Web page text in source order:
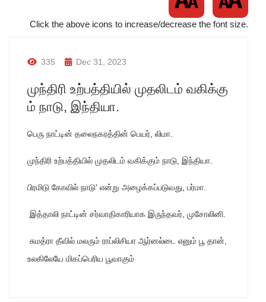
Click the above icons to increase/decrease the font size.
335 Dec 31, 2023
முந்திரி உற்பத்தியில் முதலிடம் வகிக்கு
ம் நாடு, இந்தியா.
பெரு நாட்டின் தலைநகரத்தின் பெயர், லிமா.
முந்திரி உற்பத்தியில் முதலிடம் வகிக்கும் நாடு, இந்தியா.
பிரமிடு கோவில் நாடு' என்று அழைக்கப்படுவது, பர்மா.
இத்தாலி நாட்டின் சர்வாதிகாரியாக இருந்தவர், முசோலினி.
சுமத்ரா தீவில் மலரும் ராப்லிசியா ஆர்னல்டை எனும் பூ தான்,
உலகிலேயே மிகப்பெரிய பூவாகும்